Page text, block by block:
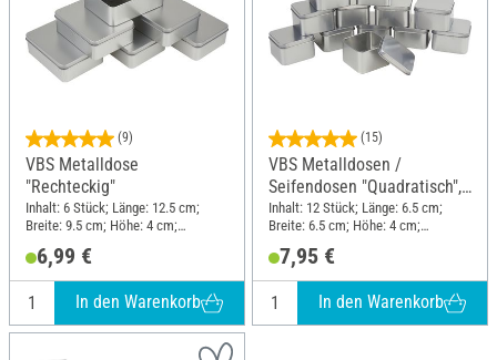
(9)
VBS Metalldose
"Rechteckig"
Inhalt: 6 Stück; Länge: 12.5 cm;
Breite: 9.5 cm; Höhe: 4 cm;
6,99 €
In den Warenkorb
(15)
VBS Metalldosen /
Seifendosen "Quadratisch",
12 Stück
Inhalt: 12 Stück; Länge: 6.5 cm;
Breite: 6.5 cm; Höhe: 4 cm;
7,95 €
In den Warenkorb